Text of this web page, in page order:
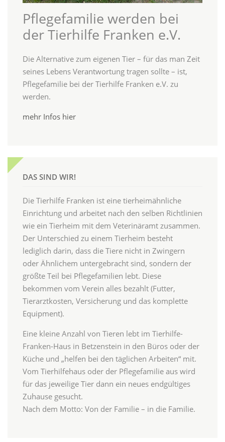
Pflegefamilie werden bei
der Tierhilfe Franken e.V.
Die Alternative zum eigenen Tier – für das man Zeit
seines Lebens Verantwortung tragen sollte – ist,
Pflegefamilie bei der Tierhilfe Franken e.V. zu
werden.
mehr Infos hier
DAS SIND WIR!
Die Tierhilfe Franken ist eine tierheimähnliche
Einrichtung und arbeitet nach den selben Richtlinien
wie ein Tierheim mit dem Veterinäramt zusammen.
Der Unterschied zu einem Tierheim besteht
lediglich darin, dass die Tiere nicht in Zwingern
oder Ähnlichem untergebracht sind, sondern der
größte Teil bei Pflegefamilien lebt. Diese
bekommen vom Verein alles bezahlt (Futter,
Tierarztkosten, Versicherung und das komplette
Equipment).
Eine kleine Anzahl von Tieren lebt im Tierhilfe-
Franken-Haus in Betzenstein in den Büros oder der
Küche und „helfen bei den täglichen Arbeiten“ mit.
Vom Tierhilfehaus oder der Pflegefamilie aus wird
für das jeweilige Tier dann ein neues endgültiges
Zuhause gesucht.
Nach dem Motto: Von der Familie – in die Familie.